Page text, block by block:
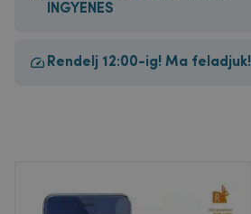
INGYENES
Rendelj 12:00-ig! Ma feladjuk!